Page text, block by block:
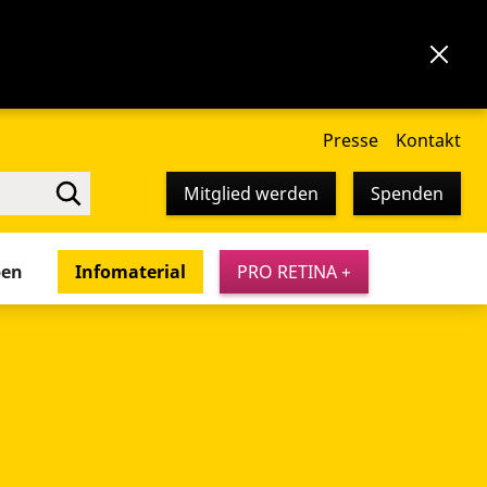
Presse Kontakt
Mitglied werden Spenden
Infomaterial PRO RETINA +